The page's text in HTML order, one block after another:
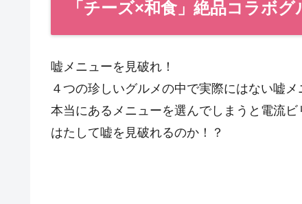
「チーズ×和食」絶品コラボグ
嘘メニューを見破れ！
４つの珍しいグルメの中で実際にはない嘘メ
本当にあるメニューを選んでしまうと電流ビ
はたして嘘を見破れるのか！？